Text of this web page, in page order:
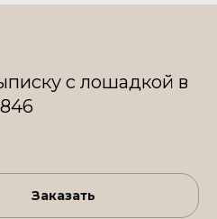
с лошадкой в
Заказать